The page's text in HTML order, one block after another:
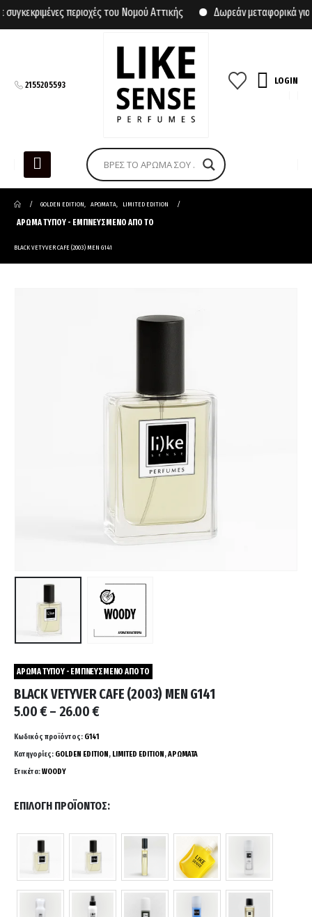
περιοχές του Νομού Αττικής Δωρεάν μεταφορικά για
2155205593 LOGIN
GOLDEN EDITION, ΑΡΩΜΑΤΑ, LIMITED EDITION
ΑΡΩΜΑ ΤΥΠΟΥ - ΕΜΠΝΕΥΣΜΕΝΟ ΑΠΟ ΤΟ
BLACK VETYVER CAFE (2003) MEN G141
ΑΡΩΜΑ ΤΥΠΟΥ - ΕΜΠΝΕΥΣΜΕΝΟ ΑΠΟ ΤΟ
BLACK VETYVER CAFE (2003) MEN G141
5.00€– 26.00€Price
5.00 €
through
Κωδικός προϊόντος: G141
Κατηγορίες: GOLDEN EDITION , LIMITED EDITION ,ΑΡΩΜΑΤΑ
Ετικέτα:WOODY
ΕΠΙΛΟΓΉ ΠΡΟΪΌΝΤΟΣ